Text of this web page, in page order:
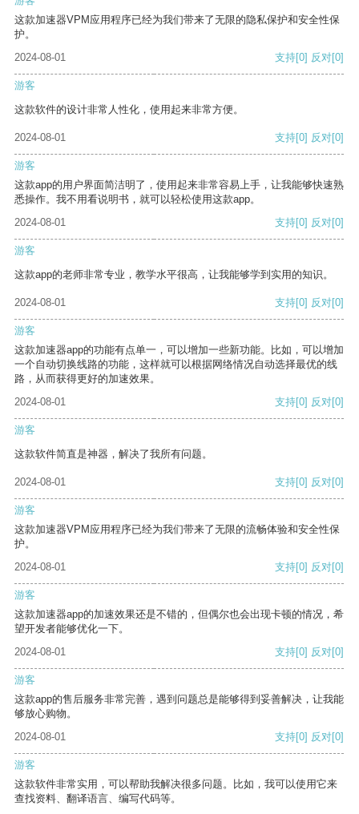
这款加速器VPM应用程序已经为我们带来了无限的隐私保护和安全性保
护。
2024-08-01
支持[0] 反对[0]
游客
这款软件的设计非常人性化，使用起来非常方便。
2024-08-01 支持[0] 反对[0]
游客
这款app的用户界面简洁明了，使用起来非常容易上手，让我能够快速熟
悉操作。我不用看说明书，就可以轻松使用这款app。
2024-08-01
支持[0] 反对[0]
游客
这款app的老师非常专业，教学水平很高，让我能够学到实用的知识。
2024-08-01 支持[0] 反对[0]
游客
这款加速器app的功能有点单一，可以增加一些新功能。比如，可以增加
一个自动切换线路的功能，这样就可以根据网络情况自动选择最优的线
路，从而获得更好的加速效果。
2024-08-01
支持[0] 反对[0]
游客
这款软件简直是神器，解决了我所有问题。
2024-08-01 支持[0] 反对[0]
游客
这款加速器VPM应用程序已经为我们带来了无限的流畅体验和安全性保
护。
2024-08-01
支持[0] 反对[0]
游客
这款加速器app的加速效果还是不错的，但偶尔也会出现卡顿的情况，希
望开发者能够优化一下。
2024-08-01
支持[0] 反对[0]
游客
这款app的售后服务非常完善，遇到问题总是能够得到妥善解决，让我能
够放心购物。
2024-08-01
支持[0] 反对[0]
游客
这款软件非常实用，可以帮助我解决很多问题。比如，我可以使用它来
查找资料、翻译语言、编写代码等。